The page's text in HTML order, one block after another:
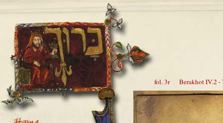
fol. 3r Berakhot IV.2 -